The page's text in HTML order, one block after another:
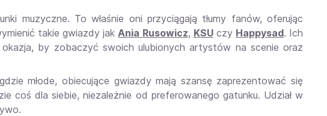
muzyczne. To właśnie oni przyciągają tłumy fanów, oferując
takie gwiazdy jakAnia Rusowicz, KSUczy Happysad. Ich
by zobaczyć swoich ulubionych artystów na scenie oraz
młode, obiecujące gwiazdy mają szansę zaprezentować się
coś dla siebie, niezależnie od preferowanego gatunku. Udział w